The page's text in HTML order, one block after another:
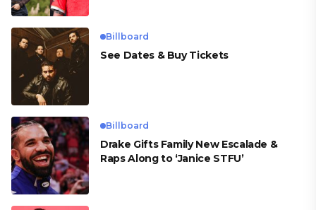
Billboard
See Dates & Buy Tickets
Billboard
Drake Gifts Family New Escalade &
Raps Along to ‘Janice STFU’